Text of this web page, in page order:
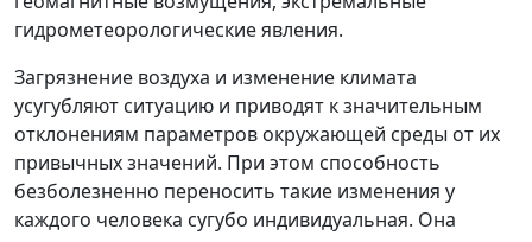
гидрометеорологические явления.
Загрязнение воздуха и изменение климата
усугубляют ситуацию и приводят к значительным
отклонениям параметров окружающей среды от их
привычных значений. При этом способность
безболезненно переносить такие изменения у
каждого человека сугубо индивидуальная. Она